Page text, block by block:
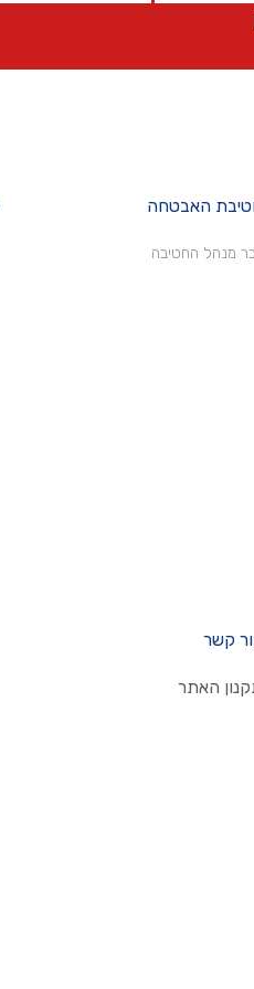
האבטחה
מנהל החטיבה
קשר
האתר